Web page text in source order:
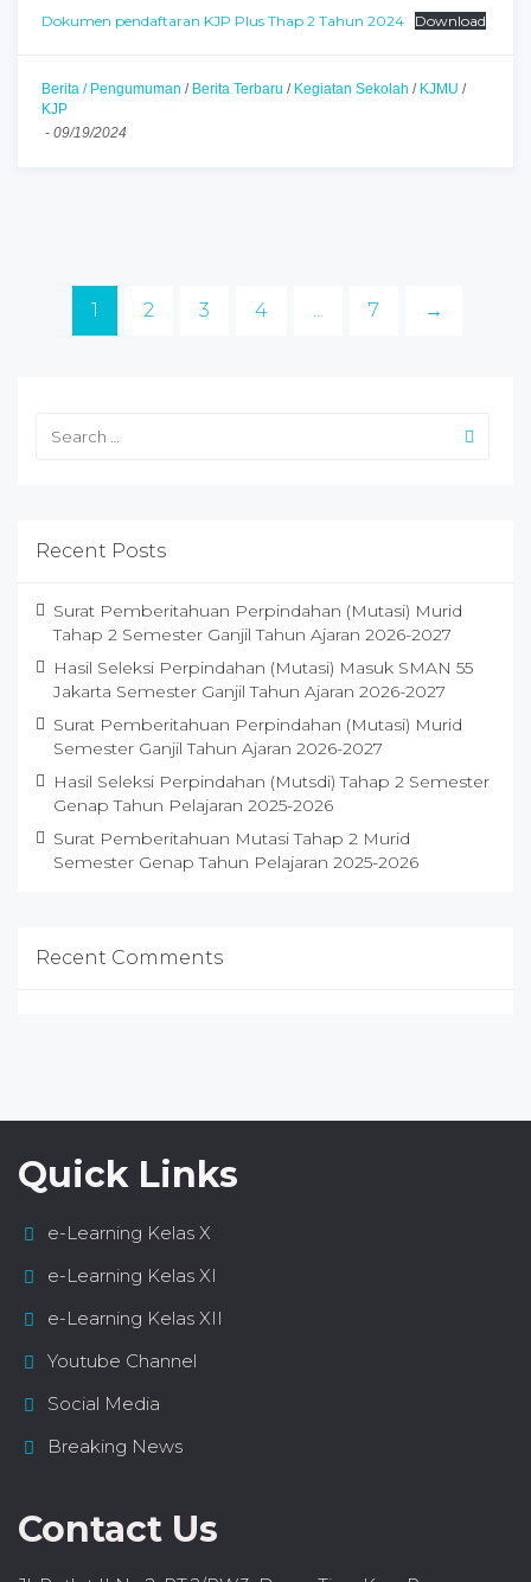
Dokumen pendaftaran KJP Plus Thap 2 Tahun 2024 Download
Berita / Pengumuman / Berita Terbaru / Kegiatan Sekolah / KJMU /
KJP
- 09/19/2024
1 2 3 4 ... 7 →
Recent Posts
Surat Pemberitahuan Perpindahan (Mutasi) Murid
Tahap 2 Semester Ganjil Tahun Ajaran 2026-2027
Hasil Seleksi Perpindahan (Mutasi) Masuk SMAN 55
Jakarta Semester Ganjil Tahun Ajaran 2026-2027
Surat Pemberitahuan Perpindahan (Mutasi) Murid
Semester Ganjil Tahun Ajaran 2026-2027
Hasil Seleksi Perpindahan (Mutsdi) Tahap 2 Semester
Genap Tahun Pelajaran 2025-2026
Surat Pemberitahuan Mutasi Tahap 2 Murid
Semester Genap Tahun Pelajaran 2025-2026
Recent Comments
Quick Links
e-Learning Kelas X
e-Learning Kelas XI
e-Learning Kelas XII
Youtube Channel
Social Media
Breaking News
Contact Us